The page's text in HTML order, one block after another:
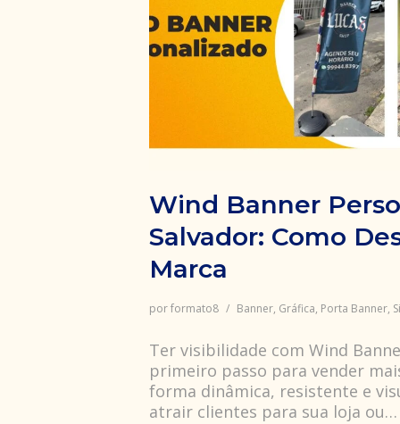
Wind Banner
Salvador: Como
Marca
porformato8 Banner, Gráfica, Porta Banner,
Ter visibilidade com Wind
primeiro passo para vender
forma dinâmica, resistente e
atrair clientes para sua loja ou…